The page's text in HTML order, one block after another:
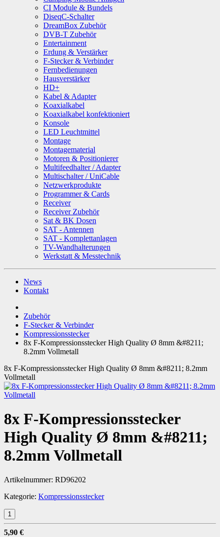
CI Module & Bundels
DiseqC-Schalter
DreamBox Zubehör
DVB-T Zubehör
Entertainment
Erdung & Verstärker
F-Stecker & Verbinder
Fernbedienungen
Hausverstärker
HD+
Kabel & Adapter
Koaxialkabel
Koaxialkabel konfektioniert
Konsole
LED Leuchtmittel
Montage
Montagematerial
Motoren & Positionierer
Multifeedhalter / Adapter
Multischalter / UniCable
Netzwerkprodukte
Programmer & Cards
Receiver
Receiver Zubehör
Sat & BK Dosen
SAT - Antennen
SAT - Komplettanlagen
TV-Wandhalterungen
Werkstatt & Messtechnik
News
Kontakt
Zubehör
F-Stecker & Verbinder
Kompressionsstecker
8x F-Kompressionsstecker High Quality Ø 8mm &#8211;
8.2mm Vollmetall
8x F-Kompressionsstecker High Quality Ø 8mm &#8211; 8.2mm
Vollmetall
8x F-Kompressionsstecker
High Quality Ø 8mm &#8211;
8.2mm Vollmetall
Artikelnummer: RD96202
Kategorie: Kompressionsstecker
5,90 €